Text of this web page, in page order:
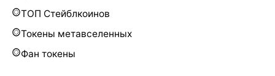
ТОП Стейблкоинов
Токены метавселенных
Фан токены